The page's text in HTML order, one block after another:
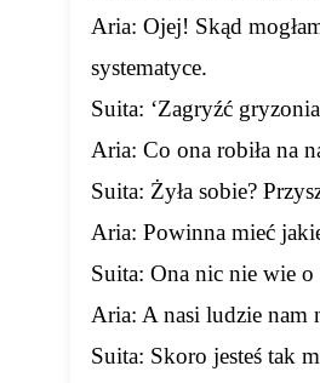
Aria: Ojej! Skąd
systematyce.
Suita: ‘Zagryźć
Aria: Co ona robiła na
Suita: Żyła sobie?
Aria: Powinna mieć
Suita: Ona nic nie wie
Aria: A nasi ludzie nam
Suita: Skoro jesteś tak